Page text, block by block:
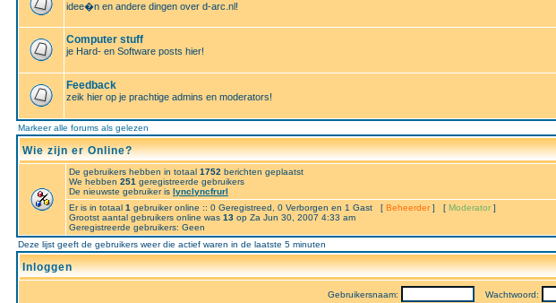
idee�n en andere dingen over d-arc.nl!
Computer stuff
je Hard- en Software posts hier!
Feedback
zeik hier op je prachtige admins en moderators!
Markeer alle forums als gelezen
Wie zijn er Online?
De gebruikers hebben in totaal 1752 berichten geplaatst
We hebben 251 geregistreerde gebruikers
De nieuwste gebruiker is lynclyncfrurl
Er is in totaal 1 gebruiker online :: 0 Geregistreed, 0 Verborgen en 1 Gast [ Beheerder ] [ Moderator ]
Grootst aantal gebruikers online was 13 op Za Jun 30, 2007 4:33 am
Geregistreerde gebruikers: Geen
Deze lijst geeft de gebruikers weer die actief waren in de laatste 5 minuten
Inloggen
Gebruikersnaam: Wachtwoord: